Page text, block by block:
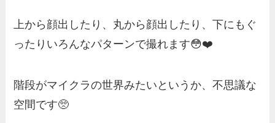
上から顔出したり、丸から顔出したり、下にもぐ
ったりいろんなパターンで撮れます😳❤️
階段がマイクラの世界みたいというか、不思議な
空間です🥺